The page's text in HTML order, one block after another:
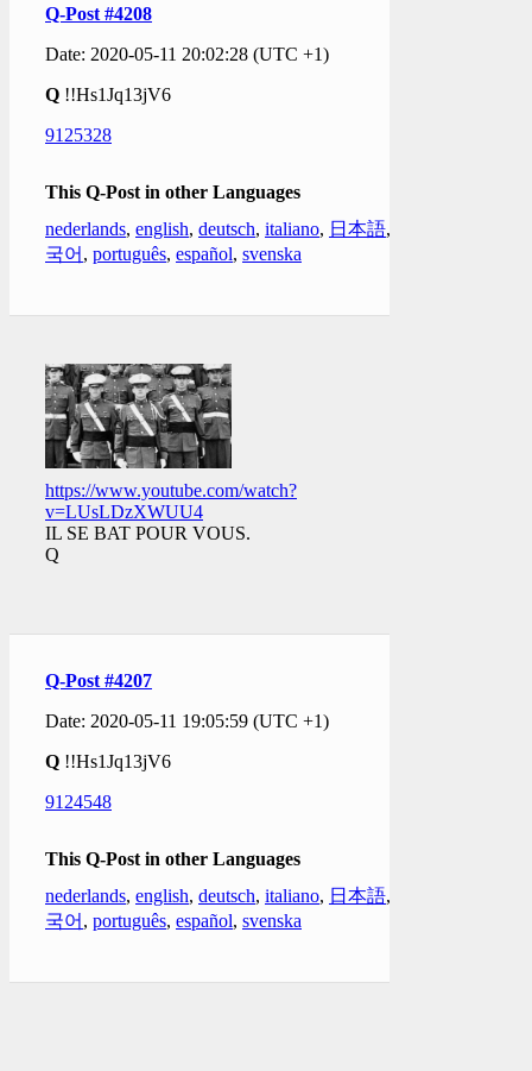
Q-Post #4208
Date: 2020-05-11 20:02:28 (UTC +1)
Q !!Hs1Jq13jV6
9125328
This Q-Post in other Languages
nederlands, english, deutsch, italiano, 日本語,
국어 , português, español, svenska
https://www.youtube.com/watch?
v=LUsLDzXWUU4
IL SE BAT POUR VOUS.
Q
Q-Post #4207
Date: 2020-05-11 19:05:59 (UTC +1)
Q !!Hs1Jq13jV6
9124548
This Q-Post in other Languages
nederlands, english, deutsch, italiano, 日本語,
국어 , português, español, svenska